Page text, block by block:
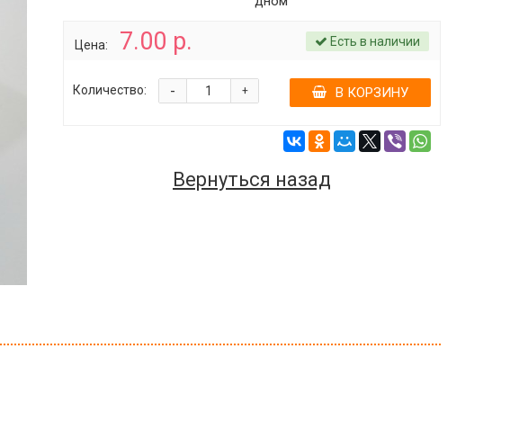
Цена: 7.00 р. Есть в наличии
Количество: +
- В КОРЗИНУ
Вернуться назад